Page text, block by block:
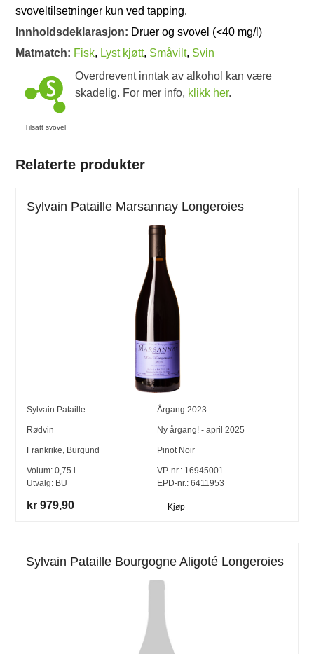
svoveltilsetninger kun ved tapping.
Innholdsdeklarasjon: Druer og svovel (<40 mg/l)
Matmatch: Fisk, Lyst kjøtt, Småvilt, Svin
Tilsatt svovel
Overdrevent inntak av alkohol kan være
skadelig. For mer info, klikk her.
Relaterte produkter
Sylvain Pataille Marsannay Longeroies
Sylvain Pataille Årgang 2023
Rødvin Ny årgang! - april 2025
Frankrike, Burgund Pinot Noir
Volum:0,75
Utvalg: BU
VP-nr.: 16945001
EPD-nr.: 6411953
kr 979,90 Kjøp
Sylvain Pataille Bourgogne Aligoté Longeroies